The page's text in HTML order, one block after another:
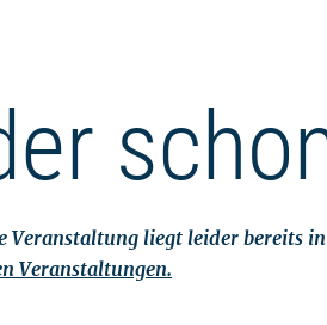
Veranstaltung liegt leider bereits
Veranstaltungen.